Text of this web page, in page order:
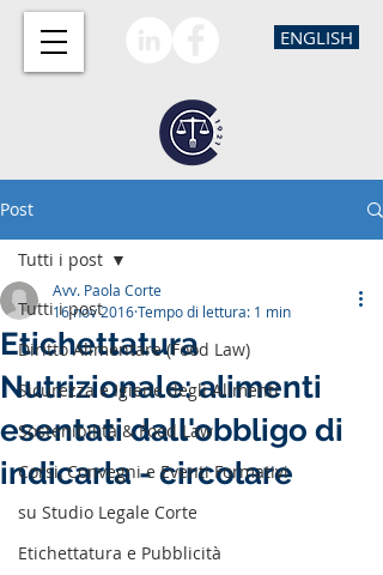
ENGLISH
Post
Tutti i post
Diritto Alimentare (Food Law)
Sicurezza e Igiene degli Alimenti
Sostenibilità & Food Law
Corsi, Convegni e Eventi Formativi
su Studio Legale Corte
Etichettatura e Pubblicità
Tutti i post
Etichettatura
Nutrizionale: alimenti
esentati dall'obbligo di
indicarla - circolare
Avv. Paola Corte
16 nov 2016Tempo di lettura: 1 min